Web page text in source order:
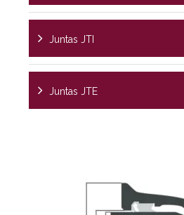
Juntas JTI
Juntas JTE